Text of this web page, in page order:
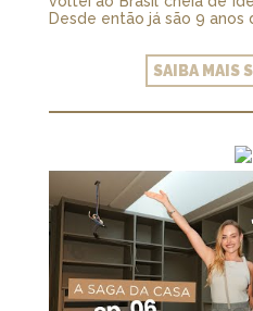
Desde então já são 9 anos
SAIBA MAIS